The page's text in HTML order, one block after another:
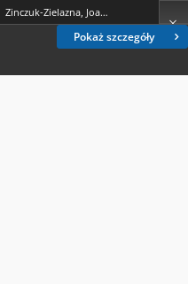
Pokaż szczegóły
Zinczuk-Zielazna, Joanna.; Słysz, Anna